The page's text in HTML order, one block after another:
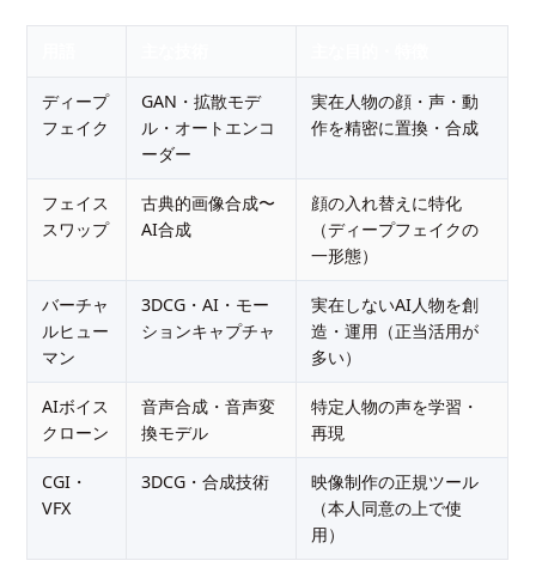
ディープ
フェイク
GAN・拡散モデ
ル・オートエンコ
ーダー
実在人物の顔・声・動
作を精密に置換・合成
フェイス
スワップ
古典的画像合成〜
AI合成
顔の入れ替えに特化
（ディープフェイクの
一形態）
バーチャ
ルヒュー
マン
3DCG・AI・モー
ションキャプチャ
実在しないAI人物を創
造・運用（正当活用が
多い）
AIボイス
クローン
音声合成・音声変
換モデル
特定人物の声を学習・
再現
CGI・
VFX
3DCG・合成技術
映像制作の正規ツール
（本人同意の上で使
用）